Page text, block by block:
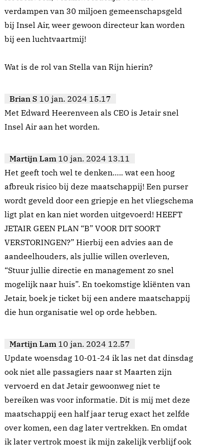
verdampen van 30 miljoen gemeenschapsgeld
bij Insel Air, weer gewoon directeur kan worden
bij een luchtvaartmij!
Wat is de rol van Stella van Rijn hierin?
Brian S 10 jan. 2024 15.17
Met Edward Heerenveen als CEO is Jetair snel
Insel Air aan het worden.
Martijn Lam 10 jan. 2024 13.11
Het geeft toch wel te denken….. wat een hoog
afbreuk risico bij deze maatschappij! Een purser
wordt geveld door een griepje en het vliegschema
ligt plat en kan niet worden uitgevoerd! HEEFT
JETAIR GEEN PLAN “B” VOOR DIT SOORT
VERSTORINGEN?” Hierbij een advies aan de
aandeelhouders, als jullie willen overleven,
“Stuur jullie directie en management zo snel
mogelijk naar huis”. En toekomstige kliënten van
Jetair, boek je ticket bij een andere maatschappij
die hun organisatie wel op orde hebben.
Martijn Lam 10 jan. 2024 12.57
Update woensdag 10-01-24 ik las net dat dinsdag
ook niet alle passagiers naar st Maarten zijn
vervoerd en dat Jetair gewoonweg niet te
bereiken was voor informatie. Dit is mij met deze
maatschappij een half jaar terug exact het zelfde
over komen, een dag later vertrekken. En omdat
ik later vertrok moest ik mijn zakelijk verblijf ook